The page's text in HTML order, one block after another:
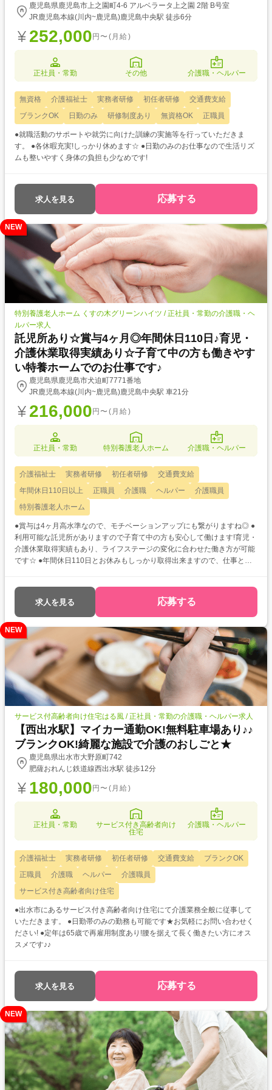
鹿児島県鹿児島市上之園町4-6 アルベラータ上之園 2階 B号室
JR鹿児島本線(川内~鹿児島)鹿児島中央駅 徒歩6分
252,000 円〜(月給)
正社員・常勤 その他 介護職・ヘルパー
無資格 介護福祉士 実務者研修 初任者研修
交通費支給
ブランクOK
日勤のみ 研修制度あり 無資格OK 正職員
●就職活動のサポートや就労に向けた訓練の実施等を行っていただきま
す。 ●各休暇充実!しっかり休めます☆ ●日勤のみのお仕事なので生活リズ
ムも整いやすく身体の負担も少なめです!
求人を見る 応募する
NEW
特別養護老人ホーム くすの木グリーンハイツ / 正社員・常勤の介護職・ヘ
ルパー求人
託児所あり☆賞与4ヶ月◎年間休日110日♪育児・
介護休業取得実績あり☆子育て中の方も働きやす
い特養ホームでのお仕事です♪
鹿児島県鹿児島市犬迫町7771番地
JR鹿児島本線(川内~鹿児島)鹿児島中央駅 車21分
216,000 円〜(月給)
正社員・常勤 特別養護老人ホーム 介護職・ヘルパー
介護福祉士 実務者研修 初任者研修
交通費支給
年間休日110日以上
正職員 介護職 ヘルパー
介護職員
特別養護老人ホーム
●賞与は4ヶ月高水準なので、モチベーションアップにも繋がりますね◎ ●
利用可能な託児所がありますので子育て中の方も安心して働けます!育児・
介護休業取得実績もあり、ライフステージの変化に合わせた働き方が可能
です☆ ●年間休日110日とお休みもしっかり取得出来ますので、仕事とプ
求人を見る 応募する
NEW
サービス付高齢者向け住宅はる風 / 正社員・常勤の介護職・ヘルパー求人
【西出水駅】マイカー通勤OK!無料駐車場あり♪♪
ブランクOK!綺麗な施設で介護のおしごと★
鹿児島県出水市大野原町742
肥薩おれんじ鉄道線西出水駅 徒歩12分
180,000 円〜(月給)
正社員・常勤
サービス付き高齢者向け
住宅
介護職・ヘルパー
介護福祉士 実務者研修 初任者研修 交通費支給
ブランクOK
正職員
介護職 ヘルパー
介護職員
サービス付き高齢者向け住宅
●出水市にあるサービス付き高齢者向け住宅にて介護業務全般に従事して
いただきます。 ●日勤帯のみの勤務も可能です★お気軽にお問い合わせく
ださい! ●定年は65歳で再雇用制度あり!腰を据えて長く働きたい方にオス
スメです♪♪
求人を見る 応募する
NEW